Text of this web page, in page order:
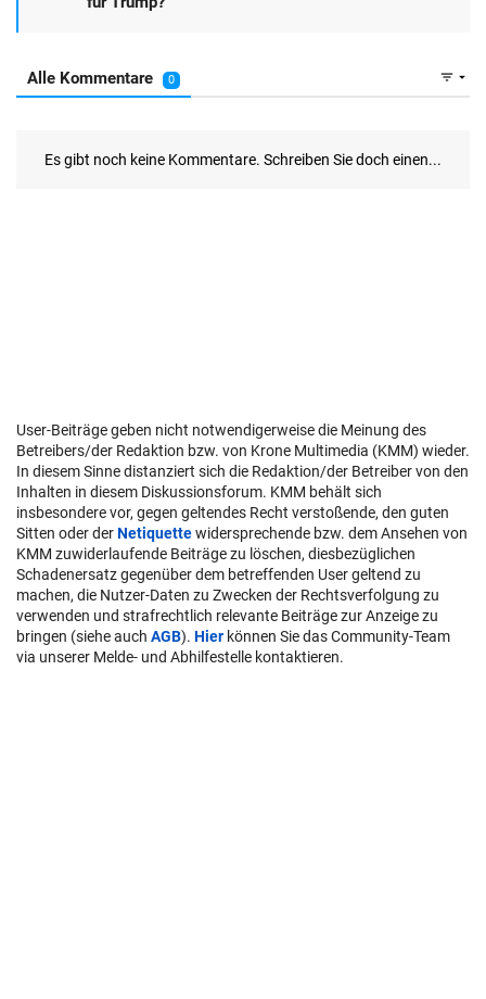
User-Beiträge geben nicht notwendigerweise die Meinung des
Betreibers/der Redaktion bzw. von Krone Multimedia (KMM) wieder.
In diesem Sinne distanziert sich die Redaktion/der Betreiber von den
Inhalten in diesem Diskussionsforum. KMM behält sich
insbesondere vor, gegen geltendes Recht verstoßende, den guten
Sitten oder derNetiquettewidersprechende bzw. dem Ansehen von
KMM zuwiderlaufende Beiträge zu löschen, diesbezüglichen
Schadenersatz gegenüber dem betreffenden User geltend zu
machen, die Nutzer-Daten zu Zwecken der Rechtsverfolgung zu
verwenden und strafrechtlich relevante Beiträge zur Anzeige zu
bringen (siehe auch AGB). Hier können Sie das Community-Team
via unserer Melde- und Abhilfestelle kontaktieren.